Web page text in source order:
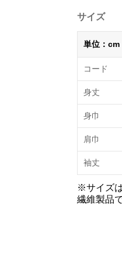
サイズ
単位：cm
コード
身丈
身巾
肩巾
袖丈
※サイズ
繊維製品